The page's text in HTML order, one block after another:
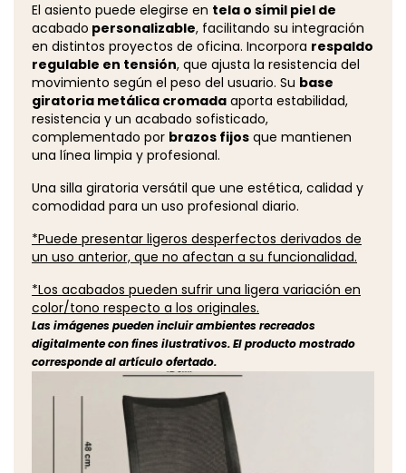
El asiento puede elegirse en tela o símil piel de
acabado personalizable, facilitando su integración
en distintos proyectos de oficina. Incorpora respaldo
regulable en tensión, que ajusta la resistencia del
movimiento según el peso del usuario. Su base
giratoria metálica cromada aporta estabilidad,
resistencia y un acabado sofisticado,
complementado por brazos fijos que mantienen
una línea limpia y profesional.
Una silla giratoria versátil que une estética, calidad y
comodidad para un uso profesional diario.
*Puede presentar ligeros desperfectos derivados de
un uso anterior, que no afectan a su funcionalidad.
*Los acabados pueden sufrir una ligera variación en
color/tono respecto a los originales.
Las imágenes pueden incluir ambientes recreados
digitalmente con fines ilustrativos. El producto mostrado
corresponde al artículo ofertado.